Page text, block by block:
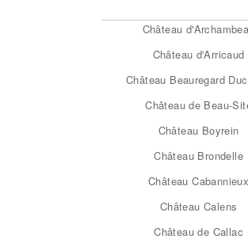
Château
Château d'Arricaud
Château Beauregard
Château de Beau-
Château Boyrein
Château Brondelle
Château
Château Calens
Château de Callac